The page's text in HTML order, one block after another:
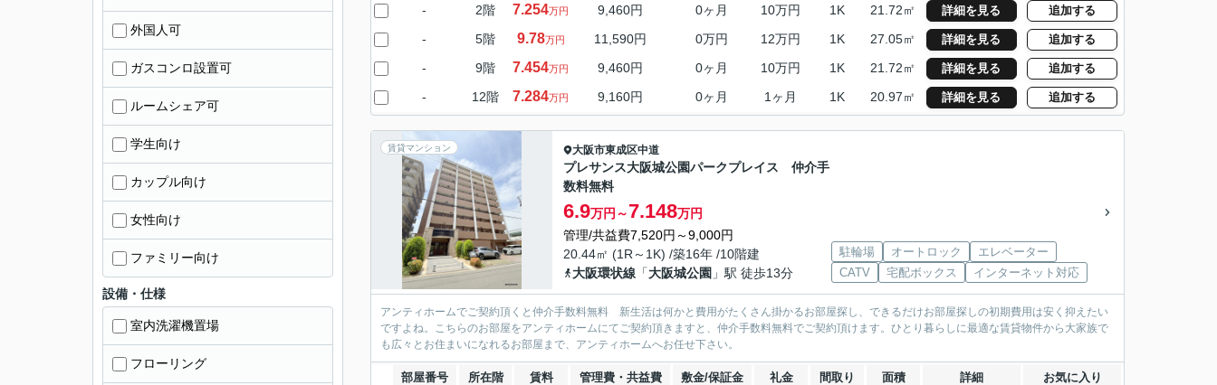
- 2階 7.254万円 9,460円 0ヶ月 10万円 1K 21.72㎡ 詳細を見る 追加する
- 5階 9.78万円 11,590円 0万円 12万円 1K 27.05㎡ 詳細を見る 追加する
- 9階 7.454万円 9,460円 0ヶ月 10万円 1K 21.72㎡ 詳細を見る 追加する
- 12階 7.284万円 9,160円 0ヶ月 1ヶ月 1K 20.97㎡ 詳細を見る 追加する
賃貸マンション 大阪市東成区中道
プレサンス大阪城公園パークプレイス 仲介手
数料無料
6.9万円～7.148万円
管理/共益費7,520円～9,000円
20.44㎡ (1R～1K) /築16年 /10階建
大阪環状線 「大阪城公園 」駅 徒歩13分
駐輪場 オートロック
エレベーター
CATV
宅配ボックス インターネット対応
アンティホームでご契約頂くと仲介手数料無料 新生活は何かと費用がたくさん掛かるお部屋探し、できるだけお部屋探しの初期費用は安く抑えたい
ですよね。こちらのお部屋をアンティホームにてご契約頂きますと、仲介手数料無料でご契約頂けます。ひとり暮らしに最適な賃貸物件から大家族で
も広々とお住まいになれるお部屋まで、アンティホームへお任せ下さい。
部屋番号 所在階 賃料 管理費・共益費 敷金/保証金 礼金 間取り 面積 詳細 お気に入り
外国人可
ガスコンロ設置可
ルームシェア可
学生向け
カップル向け
女性向け
ファミリー向け
設備・仕様
室内洗濯機置場
フローリング